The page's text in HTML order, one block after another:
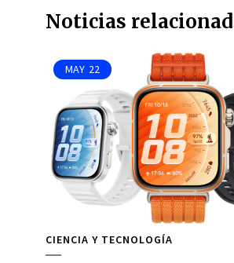
Noticias
MAY 22
CIENCIA Y TECNOLOGÍA